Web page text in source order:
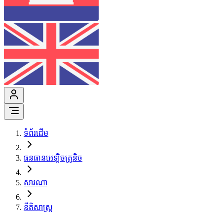
ទំព័រដើម
ធនធានអេឡិចត្រូនិច
សារណា
នីតិសាស្ត្រ